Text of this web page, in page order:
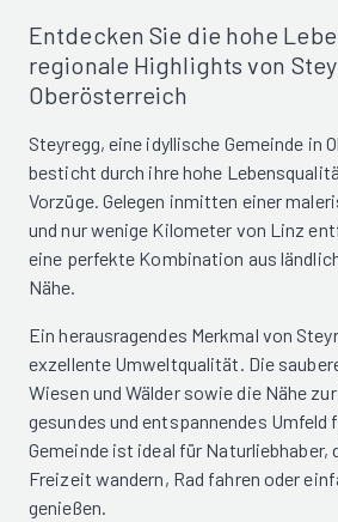
Entdecken Sie die hohe
regionale Highlights von
Oberösterreich
Steyregg, eine idyllische Gemeinde in
besticht durch ihre hohe
Vorzüge. Gelegen inmitten einer
und nur wenige Kilometer von Linz
eine perfekte Kombination aus
Nähe.
Ein herausragendes Merkmal von
exzellente Umweltqualität. Die
Wiesen und Wälder sowie die Nähe
gesundes und entspannendes Umfeld
Gemeinde ist ideal für Naturliebhaber,
Freizeit wandern, Rad fahren oder
genießen.